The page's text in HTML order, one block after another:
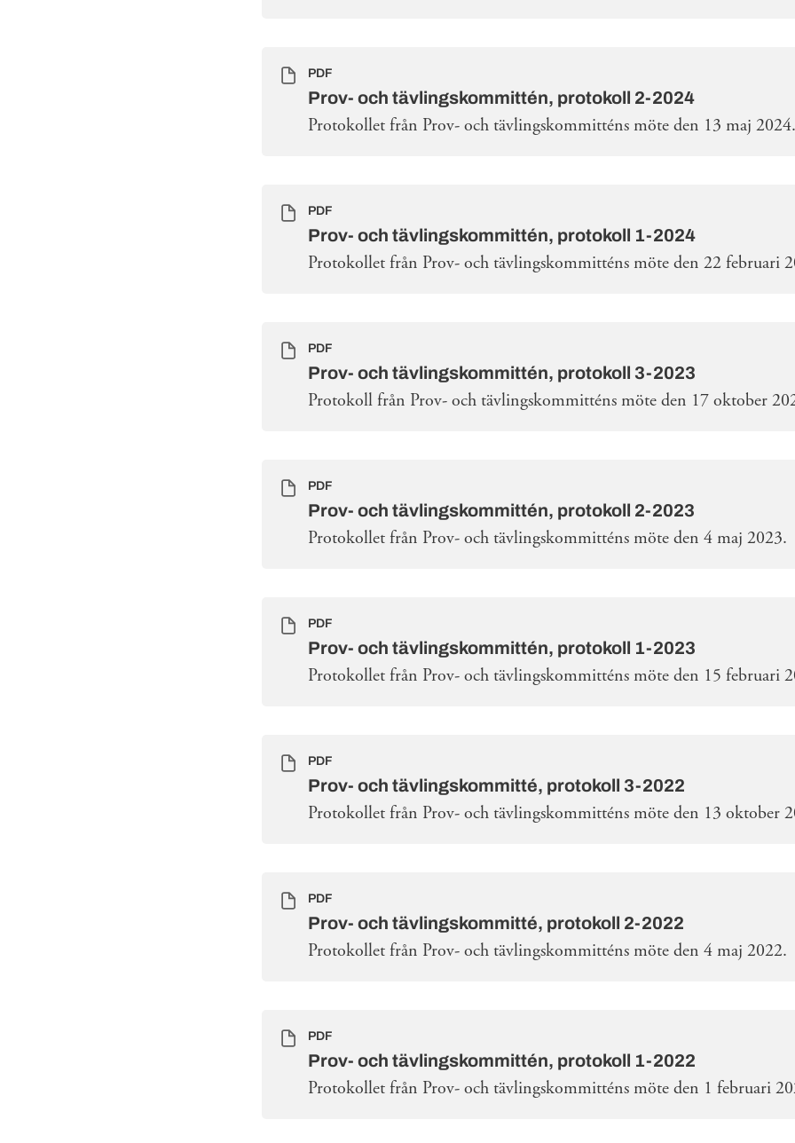
PDF
Prov- och tävlingskommittén, protokoll 2-2024
Protokollet från Prov- och tävlingskommitténs möte den 13 maj 2024.
PDF
Prov- och tävlingskommittén, protokoll 1-2024
Protokollet från Prov- och tävlingskommitténs möte den 22 februari
PDF
Prov- och tävlingskommittén, protokoll 3-2023
Protokoll från Prov- och tävlingskommitténs möte den 17 oktober
PDF
Prov- och tävlingskommittén, protokoll 2-2023
Protokollet från Prov- och tävlingskommitténs möte den 4 maj 2023.
PDF
Prov- och tävlingskommittén, protokoll 1-2023
Protokollet från Prov- och tävlingskommitténs möte den 15 februari
PDF
Prov- och tävlingskommitté, protokoll 3-2022
Protokollet från Prov- och tävlingskommitténs möte den 13 oktober
PDF
Prov- och tävlingskommitté, protokoll 2-2022
Protokollet från Prov- och tävlingskommitténs möte den 4 maj 2022.
PDF
Prov- och tävlingskommittén, protokoll 1-2022
Protokollet från Prov- och tävlingskommitténs möte den 1 februari